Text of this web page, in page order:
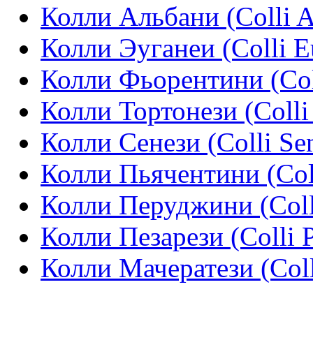
Колли Альбани (Colli
Колли Эуганеи (Colli
Колли Фьорентини
Колли Тортонези
Колли Сенези (Colli
Колли Пьячентини
Колли Перуджини
Колли Пезарези (Colli
Колли Мачератези